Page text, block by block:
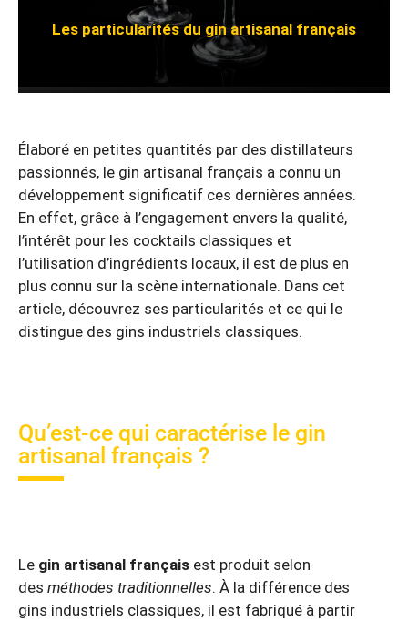
Les particularités du gin artisanal français
Élaboré en petites quantités par des distillateurs
passionnés, le gin artisanal français a connu un
développement significatif ces dernières années.
En effet, grâce à l’engagement envers la qualité,
l’intérêt pour les cocktails classiques et
l’utilisation d’ingrédients locaux, il est de plus en
plus connu sur la scène internationale. Dans cet
article, découvrez ses particularités et ce qui le
distingue des gins industriels classiques.
Qu’est-ce qui caractérise le gin
artisanal français ?
Le gin artisanal français est produit selon
des méthodes traditionnelles. À la différence des
gins industriels classiques, il est fabriqué à partir